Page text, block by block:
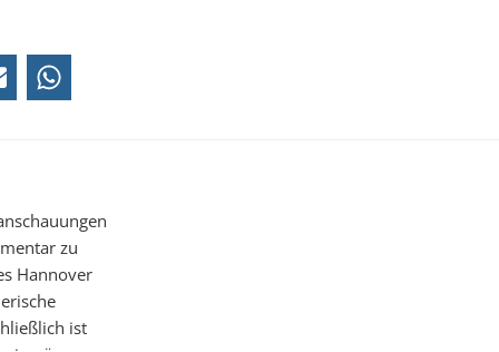
zu
Hannover
ist